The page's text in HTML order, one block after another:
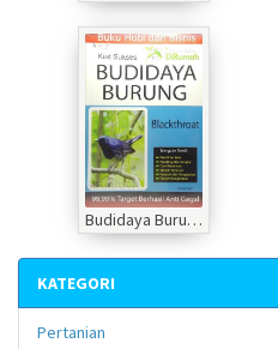
Budidaya Burung Blackthroat
KATEGORI
Pertanian